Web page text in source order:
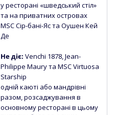
у ресторані «шведський стіл»
та на приватних островах
MSC Сір-бані-Яс та Оушен Кей
Де
Не діє: Venchi 1878, Jean-
Philippe Maury та MSC Virtuosa
Starship
одній каюті або мандрівні
разом, розсаджування в
основному ресторані в цьому